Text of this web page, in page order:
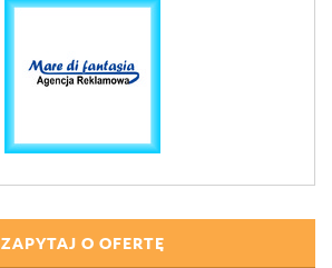
ZAPYTAJ O OFERTĘ